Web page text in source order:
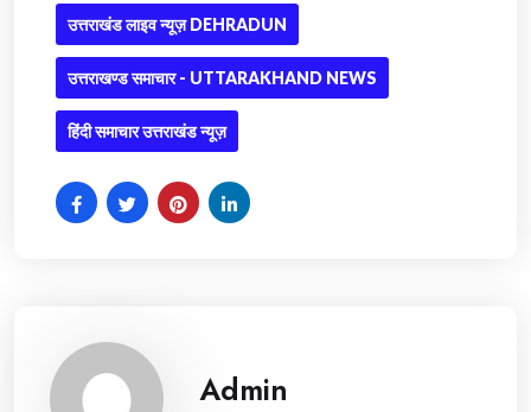
उत्तराखंड लाइव न्यूज़ DEHRADUN
उत्तराखण्ड समाचार - UTTARAKHAND NEWS
हिंदी समाचार उत्तराखंड न्यूज़
Admin